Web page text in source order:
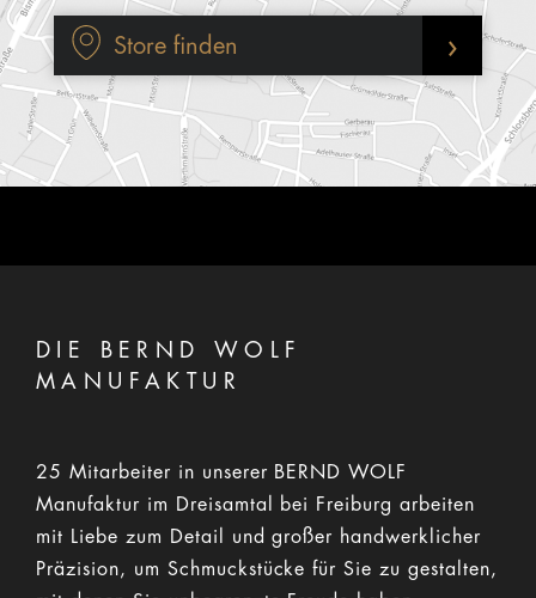
›
DIE BERND WOLF
MANUFAKTUR
25 Mitarbeiter in unserer BERND WOLF
Manufaktur im Dreisamtal bei Freiburg arbeiten
mit Liebe zum Detail und großer handwerklicher
Präzision, um Schmuckstücke für Sie zu gestalten,